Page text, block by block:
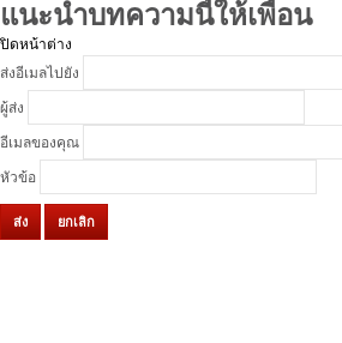
แนะนำบทความนี้ให้เพื่อน
ปิดหน้าต่าง
ส่งอีเมลไปยัง
ผู้ส่ง
อีเมลของคุณ
หัวข้อ
ส่ง ยกเลิก